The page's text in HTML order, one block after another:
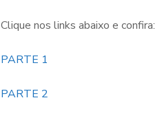
Clique nos links abaixo e confira:
PARTE 1
PARTE 2